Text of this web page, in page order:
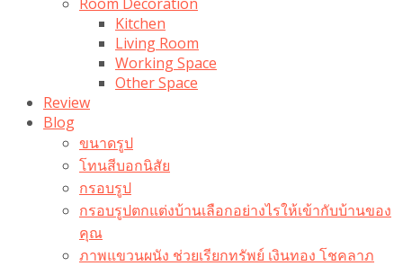
Kitchen
Living Room
Working Space
Other Space
Review
Blog
ขนาดรูป
โทนสีบอกนิสัย
กรอบรูป
กรอบรูปตกแต่งบ้านเลือกอย่างไรให้เข้ากับบ้านของ
คุณ
ภาพแขวนผนัง ช่วยเรียกทรัพย์ เงินทอง โชคลาภ